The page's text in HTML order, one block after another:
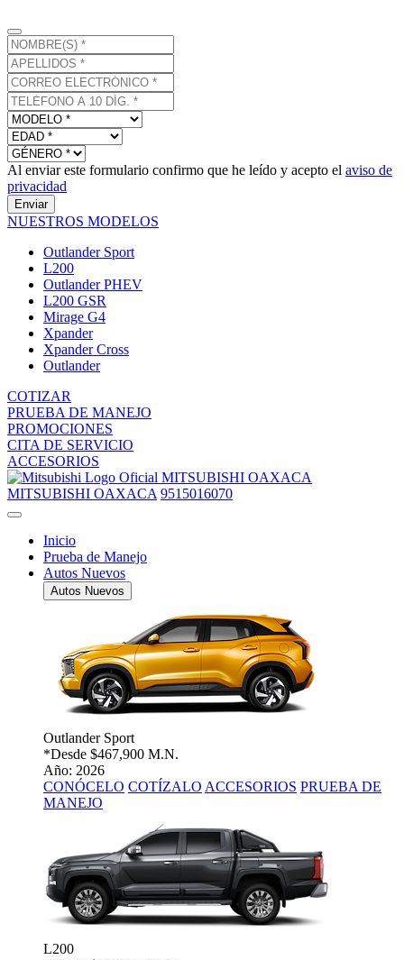
Al enviar este formulario confirmo que he leído y acepto el aviso de
privacidad
Enviar
NUESTROS MODELOS
Outlander Sport
L200
Outlander PHEV
L200 GSR
Mirage G4
Xpander
Xpander Cross
Outlander
COTIZAR
PRUEBA DE MANEJO
PROMOCIONES
CITA DE SERVICIO
ACCESORIOS
MITSUBISHI OAXACA
MITSUBISHI OAXACA 9515016070
Inicio
Prueba de Manejo
Autos Nuevos
Autos Nuevos
Outlander Sport
*Desde $467,900 M.N.
Año: 2026
CONÓCELO COTÍZALO ACCESORIOS PRUEBA DE
MANEJO
L200